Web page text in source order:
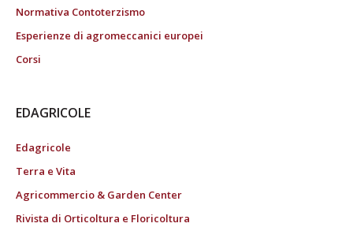
Normativa Contoterzismo
Esperienze di agromeccanici europei
Corsi
EDAGRICOLE
Edagricole
Terra e Vita
Agricommercio & Garden Center
Rivista di Orticoltura e Floricoltura